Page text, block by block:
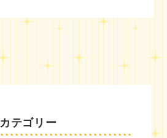
カテゴリー